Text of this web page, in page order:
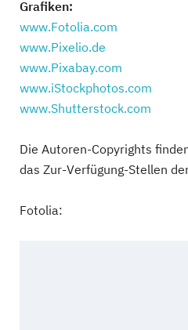
Grafiken:
www.Fotolia.com
www.Pixelio.de
www.Pixabay.com
www.iStockphotos.com
www.Shutterstock.com
Die Autoren-Copyrights
das Zur-Verfügung-Stellen
Fotolia: